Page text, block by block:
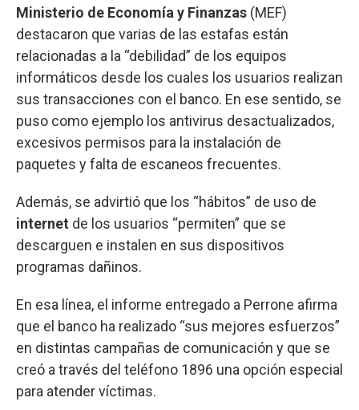
Ministerio de Economía y Finanzas (MEF)
destacaron que varias de las estafas están
relacionadas a la “debilidad” de los equipos
informáticos desde los cuales los usuarios realizan
sus transacciones con el banco. En ese sentido, se
puso como ejemplo los antivirus desactualizados,
excesivos permisos para la instalación de
paquetes y falta de escaneos frecuentes.
Además, se advirtió que los “hábitos” de uso de
internet de los usuarios “permiten” que se
descarguen e instalen en sus dispositivos
programas dañinos.
En esa línea, el informe entregado a Perrone afirma
que el banco ha realizado “sus mejores esfuerzos”
en distintas campañas de comunicación y que se
creó a través del teléfono 1896 una opción especial
para atender víctimas.